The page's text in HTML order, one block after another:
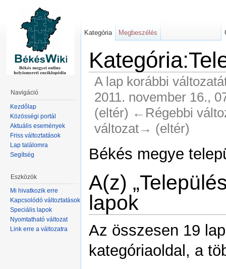
A lap korábbi
2011. november 16.,
(eltér) ←Régebbi
változat→ (eltér)
Békés megye
A(z)
lapok
Az összesen 19
kategóriaoldal, a
Kategória Megbeszélés
Navigáció
Kezdőlap
Közösségi portál
Aktuális események
Friss változtatások
Lap találomra
Segítség
Eszközök
Mi hivatkozik erre
Kapcsolódó változtatások
Speciális lapok
Nyomtatható változat
Link erre a változatra